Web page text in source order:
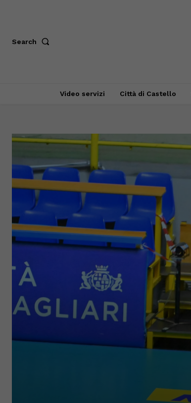
Search
Video servizi Città di Castello